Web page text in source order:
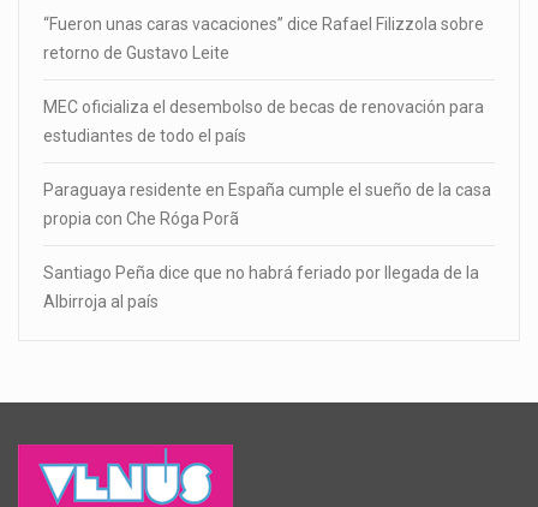
“Fueron unas caras vacaciones” dice Rafael Filizzola sobre
retorno de Gustavo Leite
MEC oficializa el desembolso de becas de renovación para
estudiantes de todo el país
Paraguaya residente en España cumple el sueño de la casa
propia con Che Róga Porã
Santiago Peña dice que no habrá feriado por llegada de la
Albirroja al país